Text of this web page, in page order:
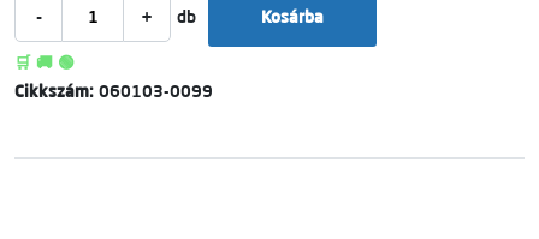
- + db Kosárba
🛒 🚚 🟢
Cikkszám: 060103-0099